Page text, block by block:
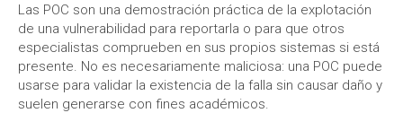
Las POC son una demostración práctica de la explotación
de una vulnerabilidad para reportarla o para que otros
especialistas comprueben en sus propios sistemas si está
presente. No es necesariamente maliciosa: una POC puede
usarse para validar la existencia de la falla sin causar daño y
suelen generarse con fines académicos.